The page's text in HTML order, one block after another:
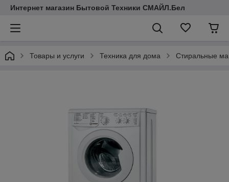
Интернет магазин Бытовой Техники СМАЙЛ.Бел
Товары и услуги Техника для дома Стиральные